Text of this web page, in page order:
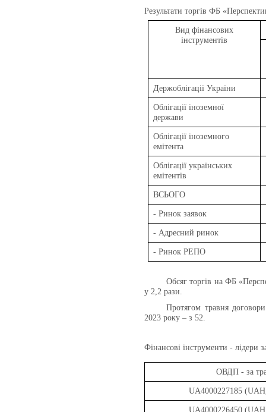
Результати торгів ФБ
Вид фінансових
інструментів
Держоблігації України
Облігації іноземної
держави
Облігації іноземного
емітента
Облігації українських
емітентів
ВСЬОГО
- Ринок заявок
- Адресний ринок
- Ринок РЕПО
Обсяг торгів на ФБ
у 2,2 рази.
Протягом травня
2023 року – з 52.
Фінансові інструменти - лідери
ОВДП - за
UA4000227185
UA4000226450